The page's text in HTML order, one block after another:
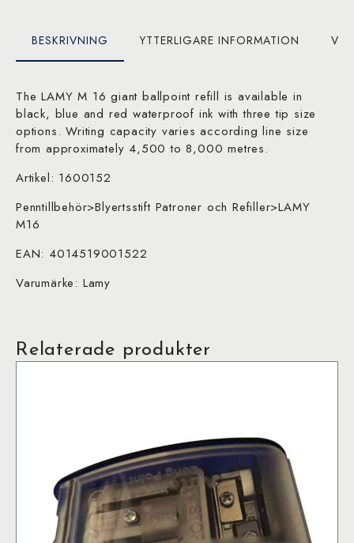
mängd
BESKRIVNING YTTERLIGARE INFORMATION
The LAMY M 16 giant ballpoint refill is available in
black, blue and red waterproof ink with three tip size
options. Writing capacity varies according line size
from approximately 4,500 to 8,000 metres.
Artikel: 1600152
Penntillbehör>Blyertsstift Patroner och Refiller>LAMY
M16
EAN: 4014519001522
Varumärke: Lamy
Relaterade produkter